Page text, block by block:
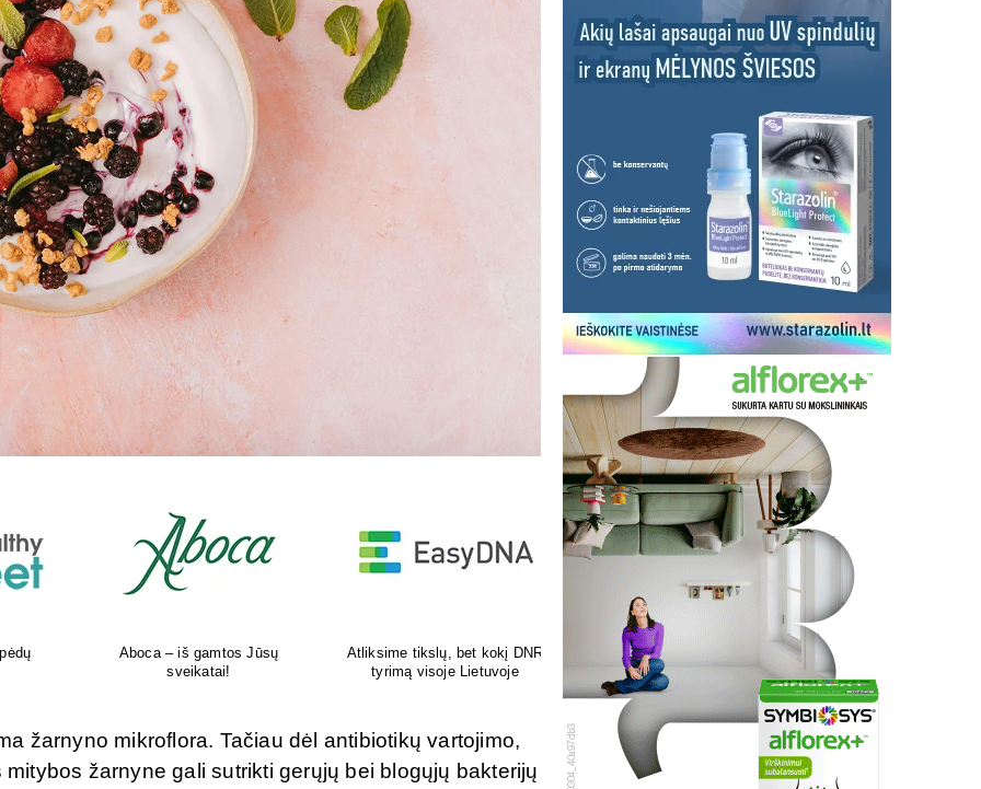
DNR
Šiuolaikiška vaikų sveikatos
priežiūros įstaiga
Tikras vasaros kvapas ir skonis
tavo delne
Pasirūpinkite savo pėdų
sveikata
žarnyno mikroflora. Tačiau dėl antibiotikų vartojimo,
žarnyne gali sutrikti gerųjų bei blogųjų bakterijų